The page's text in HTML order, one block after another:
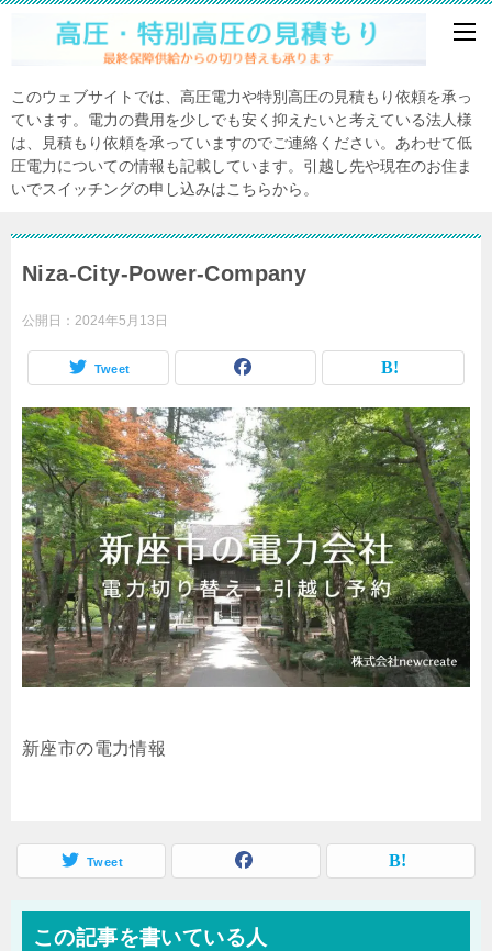
このウェブサイトでは、高圧電力や特別高圧の見積もり依頼を承っ
ています。電力の費用を少しでも安く抑えたいと考えている法人様
は、見積もり依頼を承っていますのでご連絡ください。あわせて低
圧電力についての情報も記載しています。引越し先や現在のお住ま
いでスイッチングの申し込みはこちらから。
Niza-City-Power-Company
公開日： 2024年5月13日
Tweet
新座市の電力情報
Tweet
この記事を書いている人